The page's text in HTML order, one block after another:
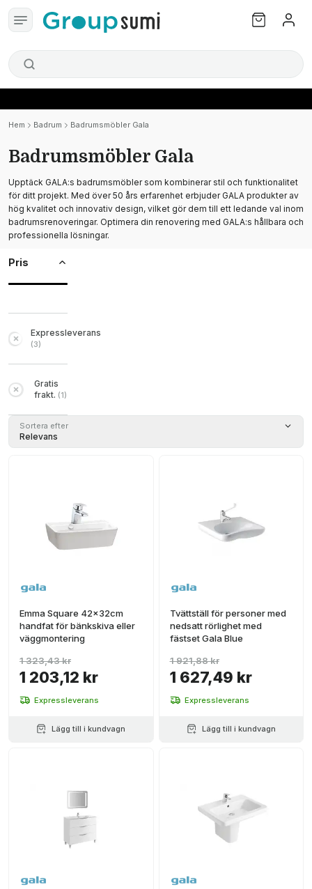
Hem Badrum Badrumsmöbler Gala
Badrumsmöbler Gala
Upptäck GALA:s badrumsmöbler som kombinerar stil och funktionalitet
för ditt projekt. Med över 50 års erfarenhet erbjuder GALA produkter av
hög kvalitet och innovativ design, vilket gör dem till ett ledande val inom
badrumsrenoveringar. Optimera din renovering med GALA:s hållbara och
professionella lösningar.
Pris
Expressleverans
(3)
Gratis
frakt. (1)
Sortera efter
Relevans
Emma Square 42x32cm
handfat för bänkskiva eller
väggmontering
1 203,12 kr
1 323,43 kr
Expressleverans
Lägg till i kundvagn
Tvättställ för personer med
nedsatt rörlighet med
fästset Gala Blue
1 627,49 kr
1 921,88 kr
Expressleverans
Lägg till i kundvagn